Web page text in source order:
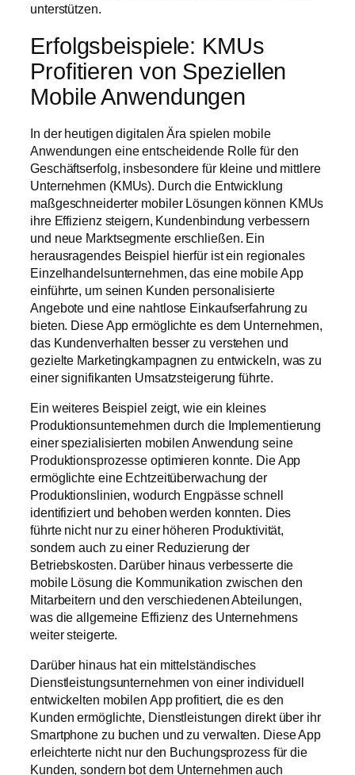
unterstützen.
Erfolgsbeispiele: KMUs
Profitieren von Speziellen
Mobile Anwendungen
In der heutigen digitalen Ära spielen mobile
Anwendungen eine entscheidende Rolle für den
Geschäftserfolg, insbesondere für kleine und mittlere
Unternehmen (KMUs). Durch die Entwicklung
maßgeschneiderter mobiler Lösungen können KMUs
ihre Effizienz steigern, Kundenbindung verbessern
und neue Marktsegmente erschließen. Ein
herausragendes Beispiel hierfür ist ein regionales
Einzelhandelsunternehmen, das eine mobile App
einführte, um seinen Kunden personalisierte
Angebote und eine nahtlose Einkaufserfahrung zu
bieten. Diese App ermöglichte es dem Unternehmen,
das Kundenverhalten besser zu verstehen und
gezielte Marketingkampagnen zu entwickeln, was zu
einer signifikanten Umsatzsteigerung führte.
Ein weiteres Beispiel zeigt, wie ein kleines
Produktionsunternehmen durch die Implementierung
einer spezialisierten mobilen Anwendung seine
Produktionsprozesse optimieren konnte. Die App
ermöglichte eine Echtzeitüberwachung der
Produktionslinien, wodurch Engpässe schnell
identifiziert und behoben werden konnten. Dies
führte nicht nur zu einer höheren Produktivität,
sondern auch zu einer Reduzierung der
Betriebskosten. Darüber hinaus verbesserte die
mobile Lösung die Kommunikation zwischen den
Mitarbeitern und den verschiedenen Abteilungen,
was die allgemeine Effizienz des Unternehmens
weiter steigerte.
Darüber hinaus hat ein mittelständisches
Dienstleistungsunternehmen von einer individuell
entwickelten mobilen App profitiert, die es den
Kunden ermöglichte, Dienstleistungen direkt über ihr
Smartphone zu buchen und zu verwalten. Diese App
erleichterte nicht nur den Buchungsprozess für die
Kunden, sondern bot dem Unternehmen auch